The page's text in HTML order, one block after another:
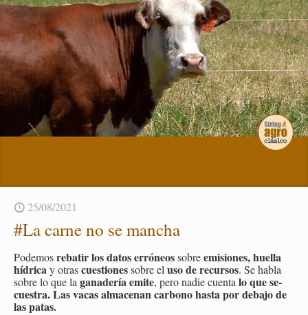
25/08/2021
#La carne no se man­cha
Po­de­mosre­ba­tir los datos erró­neossobreemi­sio­nes, hue­lla
hí­dri­cay otrascues­tio­nessobre el uso de re­cur­sos. Se habla
sobre lo que la ga­na­de­ría emite, pero nadie cuen­ta lo que se­
cues­tra. Las vacas al­ma­ce­nan car­bono hasta por de­ba­jo de
las patas.